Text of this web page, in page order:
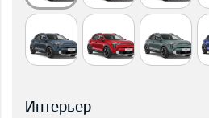
Интерьер